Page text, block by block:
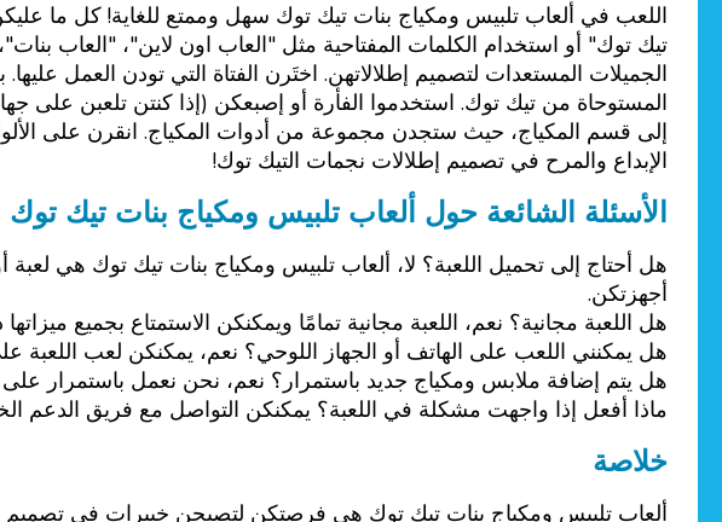
اللعب في ألعاب تلبيس ومكياج بنات تيك توك سهل وممتع للغاية! كل ما
تيك توك" أو استخدام الكلمات المفتاحية مثل "العاب اون لاين"، "العاب
الجميلات المستعدات لتصميم إطلالاتهن. اختَرن الفتاة التي تودن العمل
المستوحاة من تيك توك. استخدموا الفأرة أو إصبعكن (إذا كنتن تلعبن على
إلى قسم المكياج، حيث ستجدن مجموعة من أدوات المكياج. انقرن على
الإبداع والمرح في تصميم إطلالات نجمات التيك توك!
الأسئلة الشائعة حول ألعاب تلبيس ومكياج بنات تيك توك
هل أحتاج إلى تحميل اللعبة؟ لا، ألعاب تلبيس ومكياج بنات تيك توك هي
أجهزتكن.
هل اللعبة مجانية؟ نعم، اللعبة مجانية تمامًا ويمكنكن الاستمتاع بجميع
هل يمكنني اللعب على الهاتف أو الجهاز اللوحي؟ نعم، يمكنكن لعب اللعبة
هل يتم إضافة ملابس ومكياج جديد باستمرار؟ نعم، نحن نعمل باستمرار
ماذا أفعل إذا واجهت مشكلة في اللعبة؟ يمكنكن التواصل مع فريق
خلاصة
ألعاب تلبيس ومكياج بنات تيك توك هي فرصتكن لتصبحن خبيرات في تصميم